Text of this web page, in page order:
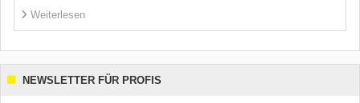
Weiterlesen
NEWSLETTER FÜR PROFIS